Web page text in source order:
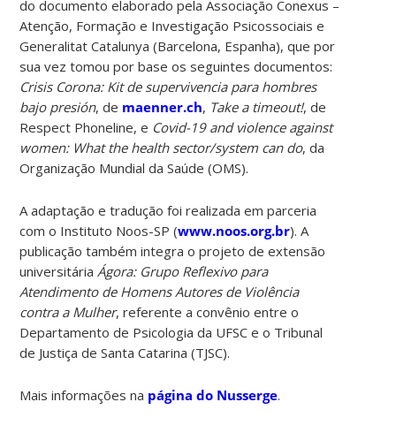
do documento elaborado pela Associação Conexus –
Atenção, Formação e Investigação Psicossociais e
Generalitat Catalunya (Barcelona, Espanha), que por
sua vez tomou por base os seguintes documentos:
Crisis Corona: Kit de supervivencia para hombres
bajo presión, de maenner.ch, Take a timeout!, de
Respect Phoneline, e Covid-19 and violence against
women: What the health sector/system can do, da
Organização Mundial da Saúde (OMS).
A adaptação e tradução foi realizada em parceria
com o Instituto Noos-SP (www.noos.org.br). A
publicação também integra o projeto de extensão
universitária Ágora: Grupo Reflexivo para
Atendimento de Homens Autores de Violência
contra a Mulher, referente a convênio entre o
Departamento de Psicologia da UFSC e o Tribunal
de Justiça de Santa Catarina (TJSC).
Mais informações na página do Nusserge.